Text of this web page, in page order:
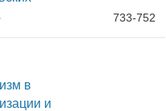
733-752
в
и